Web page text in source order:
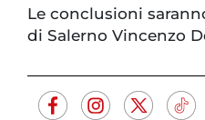
Le conclusioni
di Salerno Vincenzo